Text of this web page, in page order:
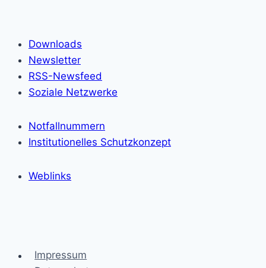
Downloads
Newsletter
RSS-Newsfeed
Soziale Netzwerke
Notfallnummern
Institutionelles Schutzkonzept
Weblinks
Impressum